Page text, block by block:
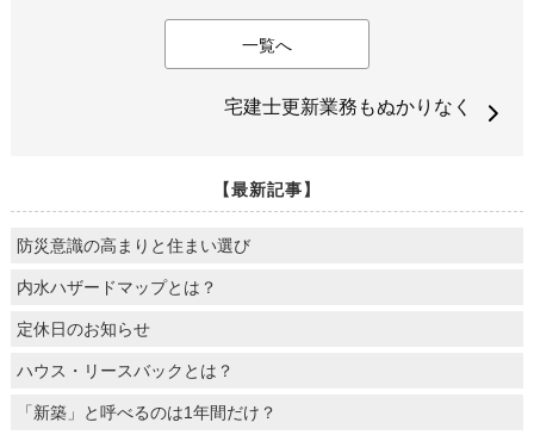
一覧へ
宅建士更新業務もぬかりなく
【最新記事】
防災意識の高まりと住まい選び
内水ハザードマップとは？
定休日のお知らせ
ハウス・リースバックとは？
「新築」と呼べるのは1年間だけ？